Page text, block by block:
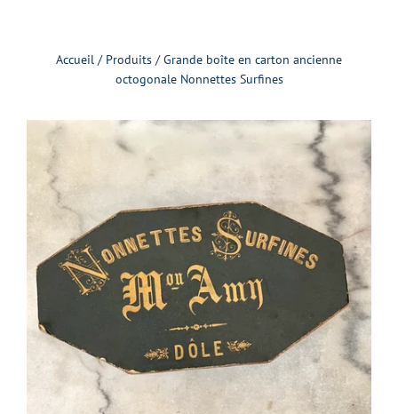
Accueil / Produits / Grande boîte en carton ancienne
octogonale Nonnettes Surfines